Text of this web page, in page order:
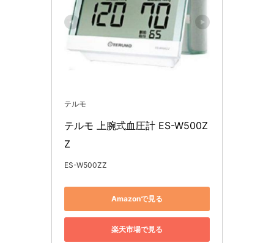
テルモ
テルモ 上腕式血圧計 ES-W500Z
Z
ES-W500ZZ
Amazonで見る
楽天市場で見る